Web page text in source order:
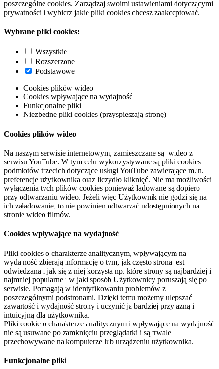
poszczególne cookies. Zarządzaj swoimi ustawieniami dotyczącymi
prywatności i wybierz jakie pliki cookies chcesz zaakceptować.
Wybrane pliki cookies:
Wszystkie
Rozszerzone
Podstawowe
Cookies plików wideo
Cookies wpływające na wydajność
Funkcjonalne pliki
Niezbędne pliki cookies (przyspieszają stronę)
Cookies plików wideo
Na naszym serwisie internetowym, zamieszczane są wideo z
serwisu YouTube. W tym celu wykorzystywane są pliki cookies
podmiotów trzecich dotyczące usługi YouTube zawierające m.in.
preferencje użytkownika oraz liczydło kliknięć. Nie ma możliwości
wyłączenia tych plików cookies ponieważ ładowane są dopiero
przy odtwarzaniu wideo. Jeżeli więc Użytkownik nie godzi się na
ich załadowanie, to nie powinien odtwarzać udostępnionych na
stronie wideo filmów.
Cookies wpływające na wydajność
Pliki cookies o charakterze analitycznym, wpływającym na
wydajność zbierają informację o tym, jak często strona jest
odwiedzana i jak się z niej korzysta np. które strony są najbardziej i
najmniej popularne i w jaki sposób Użytkownicy poruszają się po
serwisie. Pomagają w identyfikowaniu problemów z
poszczególnymi podstronami. Dzięki temu możemy ulepszać
zawartość i wydajność strony i uczynić ją bardziej przyjazną i
intuicyjną dla użytkownika.
Pliki cookie o charakterze analitycznym i wpływające na wydajność
nie są usuwane po zamknięciu przeglądarki i są trwale
przechowywane na komputerze lub urządzeniu użytkownika.
Funkcjonalne pliki